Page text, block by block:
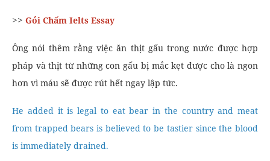
>> Gói Chấm Ielts Essay
Ông nói thêm rằng việc ăn thịt gấu trong nước được hợp
pháp và thịt từ những con gấu bị mắc kẹt được cho là ngon
hơn vì máu sẽ được rút hết ngay lập tức.
He added it is legal to eat bear in the country and meat
from trapped bears is believed to be tastier since the blood
is immediately drained.